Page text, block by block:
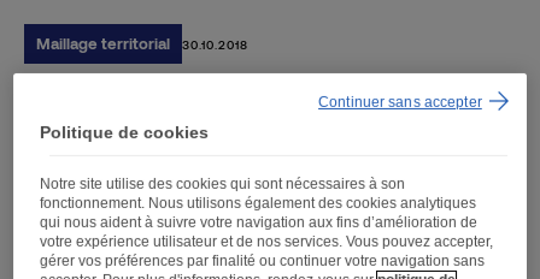
Maillage territorial 30.10.2018
Darty s’installe à
Romorantin
Politique de cookies
Notre site utilise des cookies qui sont nécessaires à son
fonctionnement. Nous utilisons également des cookies analytiques
qui nous aident à suivre votre navigation aux fins d’amélioration de
votre expérience utilisateur et de nos services. Vous pouvez accepter,
gérer vos préférences par finalité ou continuer votre navigation sans
Continuer sans accepter